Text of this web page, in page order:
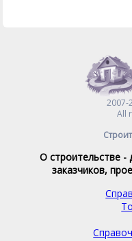
2007-
All
О строительстве -
заказчиков,